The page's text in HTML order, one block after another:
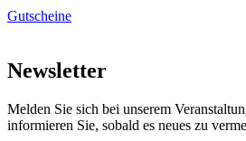
Gutscheine
Newsletter
Melden Sie sich bei unserem
informieren Sie, sobald es neues zu